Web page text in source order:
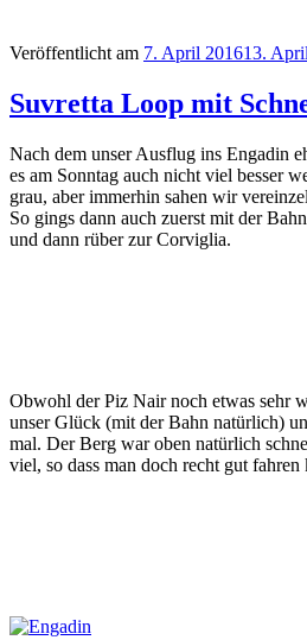
Veröffentlicht am 7. April 201613.
Suvretta Loop mit
Nach dem unser Ausflug ins Engadin
es am Sonntag auch nicht viel besser
grau, aber immerhin sahen wir
So gings dann auch zuerst mit der
und dann rüber zur Corviglia.
Obwohl der Piz Nair noch etwas sehr
unser Glück (mit der Bahn natürlich)
mal. Der Berg war oben natürlich
viel, so dass man doch recht gut fahren